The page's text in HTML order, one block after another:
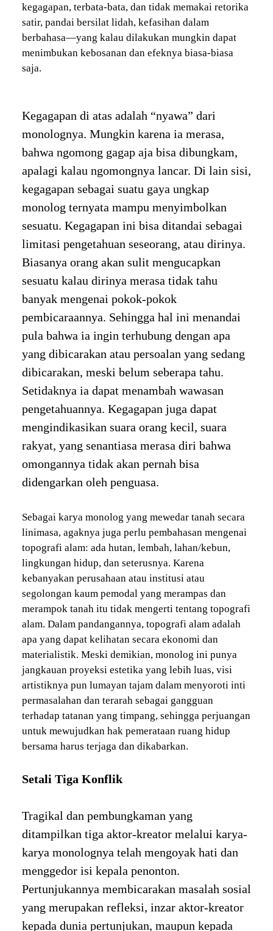
kegagapan, terbata-bata, dan tidak memakai retorika
satir, pandai bersilat lidah, kefasihan dalam
berbahasa—yang kalau dilakukan mungkin dapat
menimbukan kebosanan dan efeknya biasa-biasa
saja.
Kegagapan di atas adalah “nyawa” dari
monolognya. Mungkin karena ia merasa,
bahwa ngomong gagap aja bisa dibungkam,
apalagi kalau ngomongnya lancar. Di lain sisi,
kegagapan sebagai suatu gaya ungkap
monolog ternyata mampu menyimbolkan
sesuatu. Kegagapan ini bisa ditandai sebagai
limitasi pengetahuan seseorang, atau dirinya.
Biasanya orang akan sulit mengucapkan
sesuatu kalau dirinya merasa tidak tahu
banyak mengenai pokok-pokok
pembicaraannya. Sehingga hal ini menandai
pula bahwa ia ingin terhubung dengan apa
yang dibicarakan atau persoalan yang sedang
dibicarakan, meski belum seberapa tahu.
Setidaknya ia dapat menambah wawasan
pengetahuannya. Kegagapan juga dapat
mengindikasikan suara orang kecil, suara
rakyat, yang senantiasa merasa diri bahwa
omongannya tidak akan pernah bisa
didengarkan oleh penguasa.
Sebagai karya monolog yang mewedar tanah secara
linimasa, agaknya juga perlu pembahasan mengenai
topografi alam: ada hutan, lembah, lahan/kebun,
lingkungan hidup, dan seterusnya. Karena
kebanyakan perusahaan atau institusi atau
segolongan kaum pemodal yang merampas dan
merampok tanah itu tidak mengerti tentang topografi
alam. Dalam pandangannya, topografi alam adalah
apa yang dapat kelihatan secara ekonomi dan
materialistik. Meski demikian, monolog ini punya
jangkauan proyeksi estetika yang lebih luas, visi
artistiknya pun lumayan tajam dalam menyoroti inti
permasalahan dan terarah sebagai gangguan
terhadap tatanan yang timpang, sehingga perjuangan
untuk mewujudkan hak pemerataan ruang hidup
bersama harus terjaga dan dikabarkan.
Setali Tiga Konflik
Tragikal dan pembungkaman yang
ditampilkan tiga aktor-kreator melalui karya-
karya monolognya telah mengoyak hati dan
menggedor isi kepala penonton.
Pertunjukannya membicarakan masalah sosial
yang merupakan refleksi, inzar aktor-kreator
kepada dunia pertunjukan, maupun kepada